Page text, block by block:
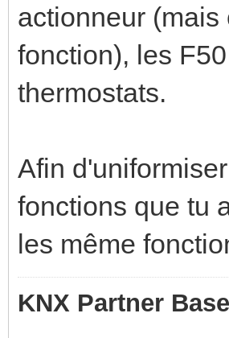
actionneur
fonction), les
thermostats.
Afin
fonctions que tu
les même
KNX Partner